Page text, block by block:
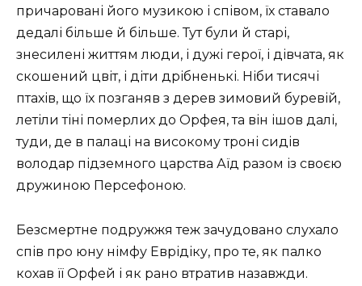
причаровані його музикою і співом, їх ставало
дедалі більше й більше. Тут були й старі,
знесилені життям люди, і дужі герої, і дівчата, як
скошений цвіт, і діти дрібненькі. Ніби тисячі
птахів, що їх позганяв з дерев зимовий буревій,
летіли тіні померлих до Орфея, та він ішов далі,
туди, де в палаці на високому троні сидів
володар підземного царства Аїд разом із своєю
дружиною Персефоною.
Безсмертне подружжя теж зачудовано слухало
спів про юну німфу Еврідіку, про те, як палко
кохав її Орфей і як рано втратив назавжди.